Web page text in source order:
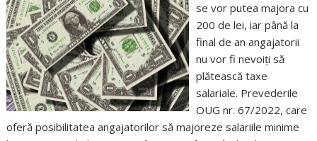
se vor putea majora cu
200 de lei, iar până la
final de an angajatorii
nu vor fi nevoiți să
plătească taxe
salariale. Prevederile
OUG nr. 67/2022, care
oferă posibilitatea angajatorilor să majoreze salariile minime